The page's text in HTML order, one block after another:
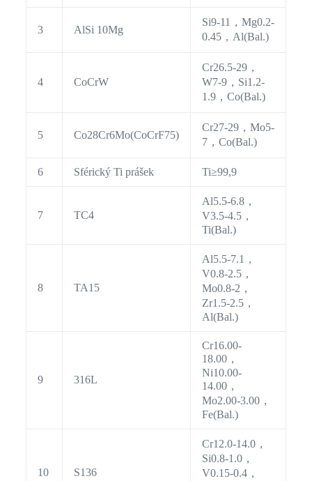
3 AlSi 10Mg
Si9-11，Mg0.2-
0.45，Al(Bal.)
4 CoCrW
Cr26.5-29，
W7-9，Si1.2-
1.9，Co(Bal.)
5 Co28Cr6Mo(CoCrF75)
Cr27-29，Mo5-
7，Co(Bal.)
6 Sférický Ti prášek Ti≥99,9
7 TC4
Al5.5-6.8，
V3.5-4.5，
Ti(Bal.)
8 TA15
Al5.5-7.1，
V0.8-2.5，
Mo0.8-2，
Zr1.5-2.5，
Al(Bal.)
9 316L
Cr16.00-
18.00，
Ni10.00-
14.00，
Mo2.00-3.00，
Fe(Bal.)
10 S136
Cr12.0-14.0，
Si0.8-1.0，
V0.15-0.4，